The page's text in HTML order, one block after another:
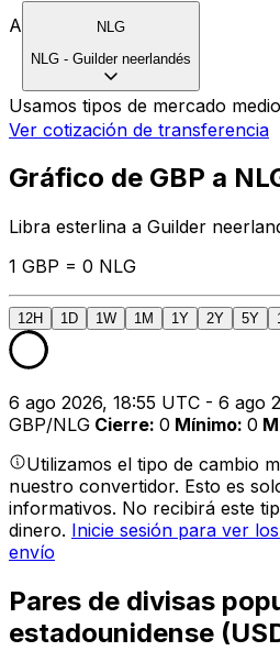
A
NLG
NLG - Guilder neerlandés
Usamos tipos de mercado medio
Ver cotización de transferencia
Gráfico de GBP a
Libra esterlina a Guilder
1 GBP = 0 NLG
12H 1D 1W 1M 1Y 2Y 5Y
6 ago 2026, 18:55 UTC - 6 ago
GBP/NLG Cierre: 0 Mínimo: 0
Utilizamos el tipo de cambio
nuestro convertidor. Esto es
informativos. No recibirá este
dinero. Inicie sesión para ver
envío
Pares de divisas
estadounidense